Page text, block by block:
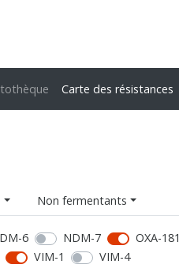
Carte des résistances
Non fermentants
6 NDM-7 OXA-181
VIM-1 VIM-4